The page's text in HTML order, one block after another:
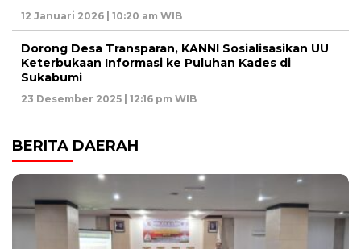
12 Januari 2026 | 10:20 am WIB
Dorong Desa Transparan, KANNI Sosialisasikan UU
Keterbukaan Informasi ke Puluhan Kades di
Sukabumi
23 Desember 2025 | 12:16 pm WIB
BERITA DAERAH